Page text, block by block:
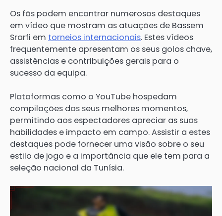
Os fãs podem encontrar numerosos destaques
em vídeo que mostram as atuações de Bassem
Srarfi em torneios internacionais. Estes vídeos
frequentemente apresentam os seus golos chave,
assistências e contribuições gerais para o
sucesso da equipa.
Plataformas como o YouTube hospedam
compilações dos seus melhores momentos,
permitindo aos espectadores apreciar as suas
habilidades e impacto em campo. Assistir a estes
destaques pode fornecer uma visão sobre o seu
estilo de jogo e a importância que ele tem para a
seleção nacional da Tunísia.